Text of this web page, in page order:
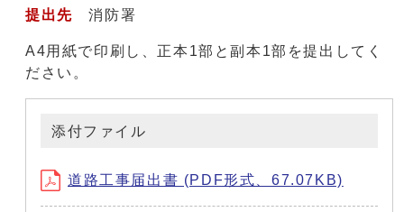
提出先 消防署
A4用紙で印刷し、正本1部と副本1部を提出してく
ださい。
添付ファイル
道路工事届出書 (PDF形式、67.07KB)